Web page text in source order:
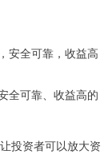
全可靠、收益高的
投资者可以放大资